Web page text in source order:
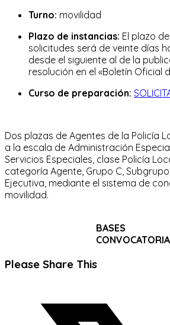
Turno: movilidad
Plazo de instancias: El plazo
solicitudes será de veinte días
desde el siguiente al de la
resolución en el «Boletín Oficial
Curso de preparación:
Dos plazas de Agentes de la Policía
a la escala de Administración
Servicios Especiales, clase Policía
categoría Agente, Grupo C,
Ejecutiva, mediante el sistema de
movilidad.
BASES
CONVOCATORIA
Please Share ThisCompartir